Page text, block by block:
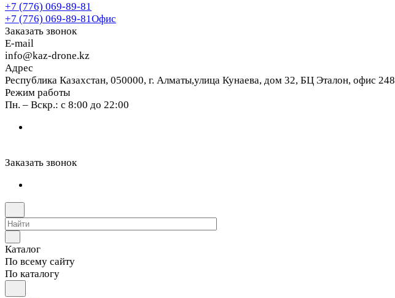
+7 (776) 069-89-81
+7 (776) 069-89-81Офис
Заказать звонок
E-mail
info@kaz-drone.kz
Адрес
Республика Казахстан, 050000, г. Алматы,улица Кунаева, дом 32, БЦ Эталон, офис 248
Режим работы
Пн. – Вскр.: с 8:00 до 22:00
Заказать звонок
Каталог
По всему сайту
По каталогу